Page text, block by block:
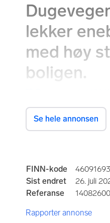
lekker
med høy
boligen.
Totalpris
5 997 640 kr
Se hele annonsen
FINN-kode
Sist endret
26. juli
Referanse
Rapporter annonse